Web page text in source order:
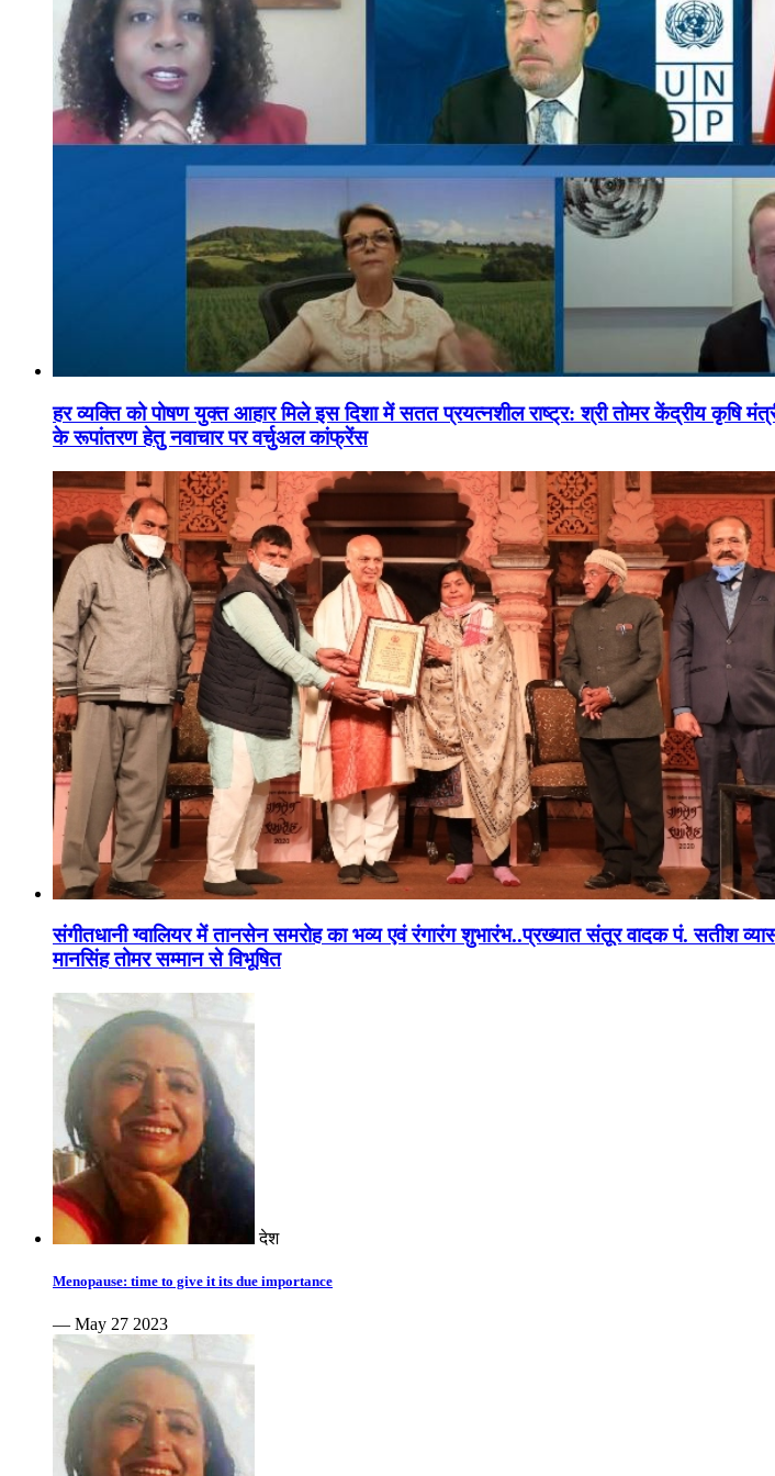
हर व्यक्ति को पोषण युक्त आहार मिले इस दिशा में सतत प्रयत्नशील राष्ट्र: श्री तोमर केंद्रीय कृषि
के रूपांतरण हेतु नवाचार पर वर्चुअल कांफ्रेंस
संगीतधानी ग्वालियर में तानसेन समरोह का भव्य एवं रंगारंग शुभारंभ..प्रख्यात संतूर वादक पं. सतीश
मानसिंह तोमर सम्मान से विभूषित
देश
Menopause: time to give it its due importance
— May 27 2023